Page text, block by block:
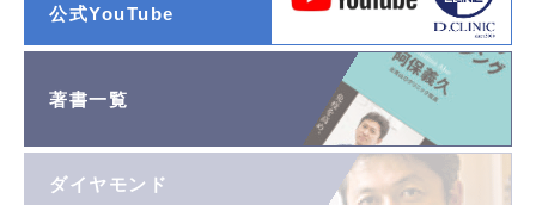
公式YouTube
著書一覧
ダイヤモンド